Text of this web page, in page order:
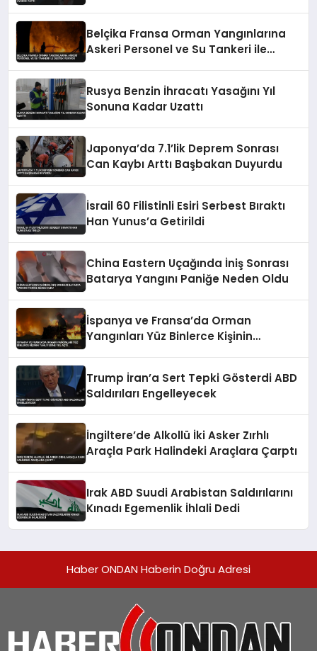
Belçika Fransa Orman Yangınlarına
Askeri Personel ve Su Tankeri ile
Rusya Benzin İhracatı Yasağını Yıl
Sonuna Kadar Uzattı
Japonya’da 7.1’lik Deprem Sonrası
Can Kaybı Arttı Başbakan Duyurdu
İsrail 60 Filistinli Esiri Serbest Bıraktı
Han Yunus’a Getirildi
China Eastern Uçağında İniş Sonrası
Batarya Yangını Paniğe Neden Oldu
İspanya ve Fransa’da Orman
Yangınları Yüz Binlerce Kişinin
Trump İran’a Sert Tepki Gösterdi ABD
Saldırıları Engelleyecek
İngiltere’de Alkollü İki Asker Zırhlı
Araçla Park Halindeki Araçlara Çarptı
Irak ABD Suudi Arabistan Saldırılarını
Kınadı Egemenlik İhlali Dedi
Haber ONDAN Haberin Doğru Adresi